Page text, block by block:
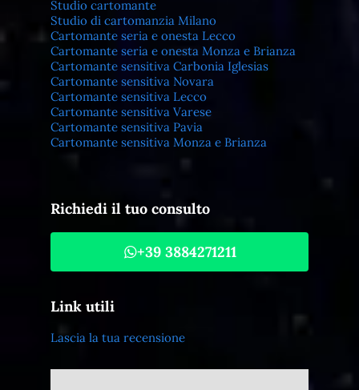
Studio cartomante
Studio di cartomanzia Milano
Cartomante seria e onesta Lecco
Cartomante seria e onesta Monza e Brianza
Cartomante sensitiva Carbonia Iglesias
Cartomante sensitiva Novara
Cartomante sensitiva Lecco
Cartomante sensitiva Varese
Cartomante sensitiva Pavia
Cartomante sensitiva Monza e Brianza
Richiedi il tuo consulto
+39 3884271211
Link utili
Lascia la tua recensione